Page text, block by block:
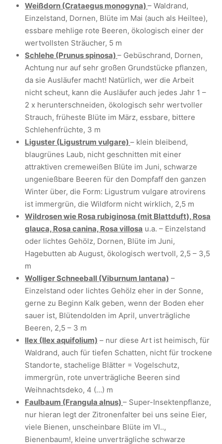
Weißdorn (Crataegus monogyna) – Waldrand,
Einzelstand, Dornen, Blüte im Mai (auch als Heiltee),
essbare mehlige rote Beeren, ökologisch einer der
wertvollsten Sträucher, 5 m
Schlehe (Prunus spinosa) – Gebüschrand, Dornen,
Achtung nur auf sehr großen Grundstücke pflanzen,
da sie Ausläufer macht! Natürlich, wer die Arbeit
nicht scheut, kann die Ausläufer auch jedes Jahr 1 –
2 x herunterschneiden, ökologisch sehr wertvoller
Strauch, früheste Blüte im März, essbare, bittere
Schlehenfrüchte, 3 m
Liguster (Ligustrum vulgare) – klein bleibend,
blaugrünes Laub, nicht geschnitten mit einer
attraktiven cremeweißen Blüte im Juni, schwarze
ungenießbare Beeren für den Dompfaff den ganzen
Winter über, die Form: Ligustrum vulgare atrovirens
ist immergrün, die Wildform nicht wirklich, 2,5 m
Wildrosen wie Rosa rubiginosa (mit Blattduft), Rosa
glauca, Rosa canina, Rosa villosa u.a. – Einzelstand
oder lichtes Gehölz, Dornen, Blüte im Juni,
Hagebutten ab August, ökologisch wertvoll, 2,5 – 3,5
m
Wolliger Schneeball (Viburnum lantana) –
Einzelstand oder lichtes Gehölz eher in der Sonne,
gerne zu Beginn Kalk geben, wenn der Boden eher
sauer ist, Blütendolden im April, unverträgliche
Beeren, 2,5 – 3 m
Ilex (Ilex aquifolium) – nur diese Art ist heimisch, für
Waldrand, auch für tiefen Schatten, nicht für trockene
Standorte, stachelige Blätter = Vogelschutz,
immergrün, rote unverträgliche Beeren sind
Weihnachtsdeko, 4 (…) m
Faulbaum (Frangula alnus) – Super-Insektenpflanze,
nur hieran legt der Zitronenfalter bei uns seine Eier,
viele Bienen, unscheinbare Blüte im VI..,
Bienenbaum!, kleine unverträgliche schwarze